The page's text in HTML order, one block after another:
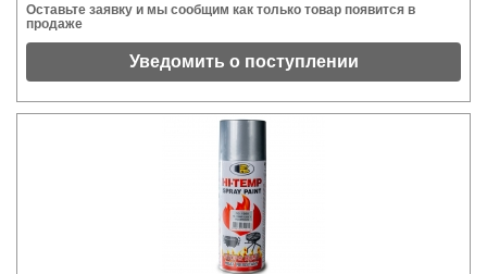
Оставьте заявку и мы сообщим как только товар появится в
продаже
Уведомить о поступлении